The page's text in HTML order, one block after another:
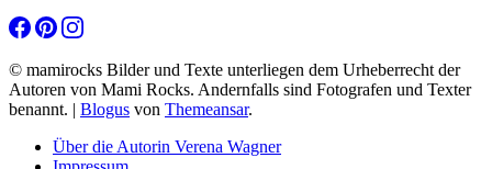
© mamirocks Bilder und Texte unterliegen dem Urheberrecht der
Autoren von Mami Rocks. Andernfalls sind Fotografen und Texter
benannt. | Blogus von Themeansar.
Über die Autorin Verena Wagner